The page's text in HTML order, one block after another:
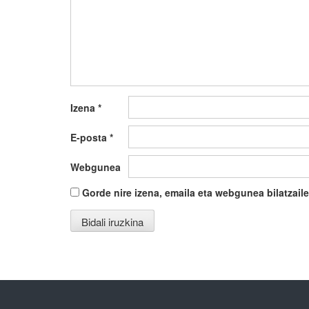
Izena *
E-posta *
Webgunea
Gorde nire izena, emaila eta webgunea